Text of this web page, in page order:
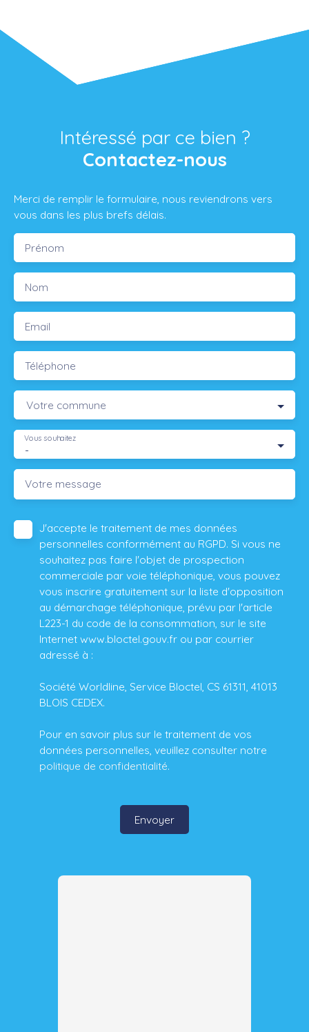
Intéressé par ce bien ?
Contactez-nous
Merci de remplir le formulaire, nous reviendrons vers
vous dans les plus brefs délais.
Prénom
Nom
Email
Téléphone
Votre commune
-
Vous souhaitez
Votre message
J'accepte le traitement de mes données
personnelles conformément au RGPD. Si vous ne
souhaitez pas faire l'objet de prospection
commerciale par voie téléphonique, vous pouvez
vous inscrire gratuitement sur la liste d'opposition
au démarchage téléphonique, prévu par l'article
L223-1 du code de la consommation, sur le site
Internet www.bloctel.gouv.fr ou par courrier
adressé à :
Société Worldline, Service Bloctel, CS 61311, 41013
BLOIS CEDEX.
Pour en savoir plus sur le traitement de vos
données personnelles, veuillez consulter notre
politique de confidentialité.
Envoyer